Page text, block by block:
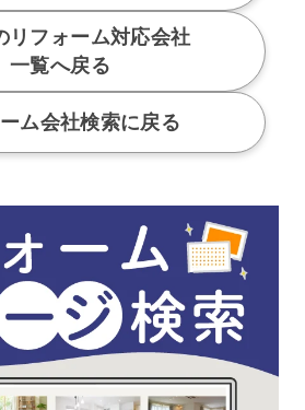
リフォーム対応会社
一覧へ戻る
ム会社検索に戻る